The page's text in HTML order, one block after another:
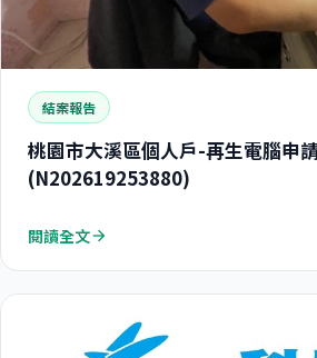
結案報告
桃園市大溪區個人戶-再生電腦申
(N202619253880)
閱讀全文arrow_forward